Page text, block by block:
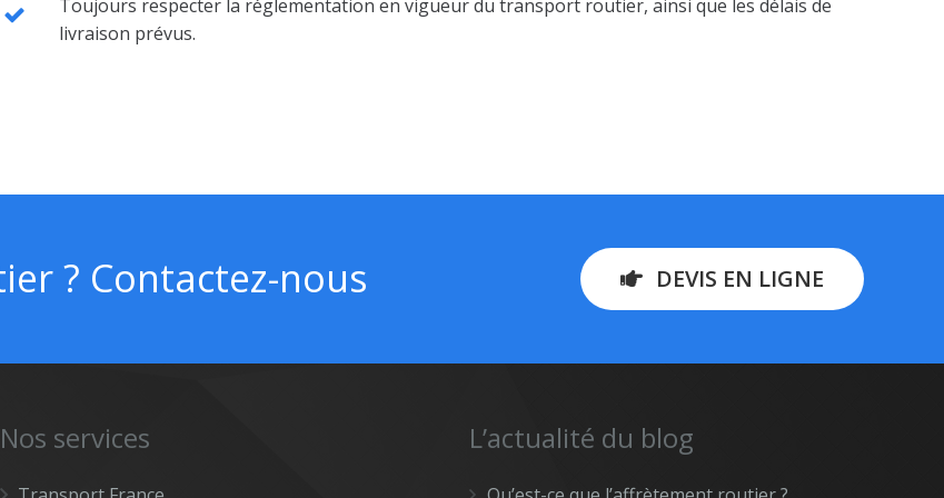
Toujours respecter la réglementation en vigueur du transport routier, ainsi que les délais de
livraison prévus.
? Contactez-nous DEVIS EN LIGNE
Nos services L’actualité du blog